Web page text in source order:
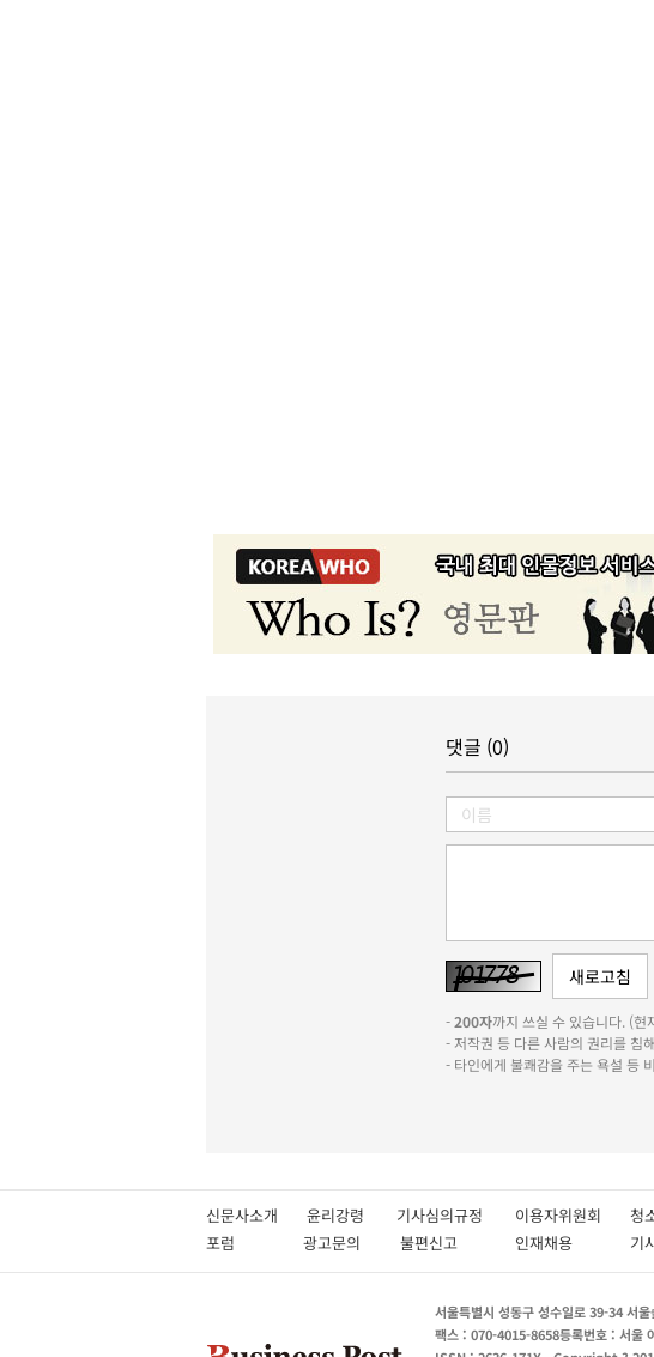
댓글 (0)
-200자까지 쓰실 수 있습니다. (
- 저작권 등 다른 사람의 권리를 침
- 타인에게 불쾌감을 주는 욕설 등
신문사소개 윤리강령 기사심의규정 이용자위원회 청
포럼
광고문의 불편신고 인재채용
서울특별시 성동구 성수일로 39-34 서
팩스 : 070-4015-8658등록번호 : 서울